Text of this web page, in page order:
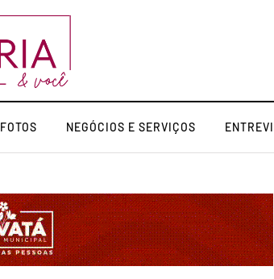
FOTOS NEGÓCIOS E SERVIÇOS